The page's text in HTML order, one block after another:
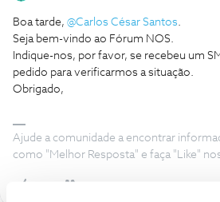
Boa tarde, @Carlos César Santos.
Seja bem-vindo ao Fórum NOS.
Indique-nos, por favor, se recebeu um
pedido para verificarmos a situação.
Obrigado,
Ajude a comunidade a encontrar
como "Melhor Resposta" e faça "Like"